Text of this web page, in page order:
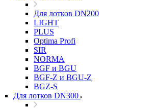
Для лотков DN200
LIGHT
PLUS
Optima Profi
SIR
NORMA
BGF и BGU
BGF-Z и BGU-Z
BGZ-S
Для лотков DN300